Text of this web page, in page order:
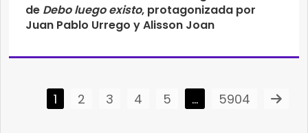
de Debo luego existo, protagonizada por
Juan Pablo Urrego y Alisson Joan
1 2 3 4 5 … 5904